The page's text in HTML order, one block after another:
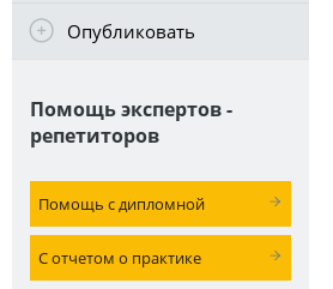
Опубликовать
Помощь экспертов -
репетиторов
Помощь с дипломной
С отчетом о практике